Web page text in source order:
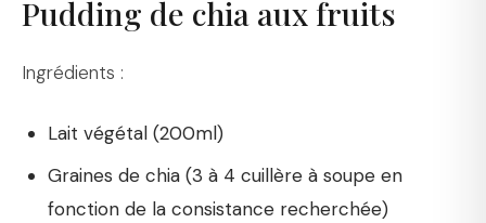
Pudding de chia aux fruits
Ingrédients :
Lait végétal (200ml)
Graines de chia (3 à 4 cuillère à soupe en
fonction de la consistance recherchée)